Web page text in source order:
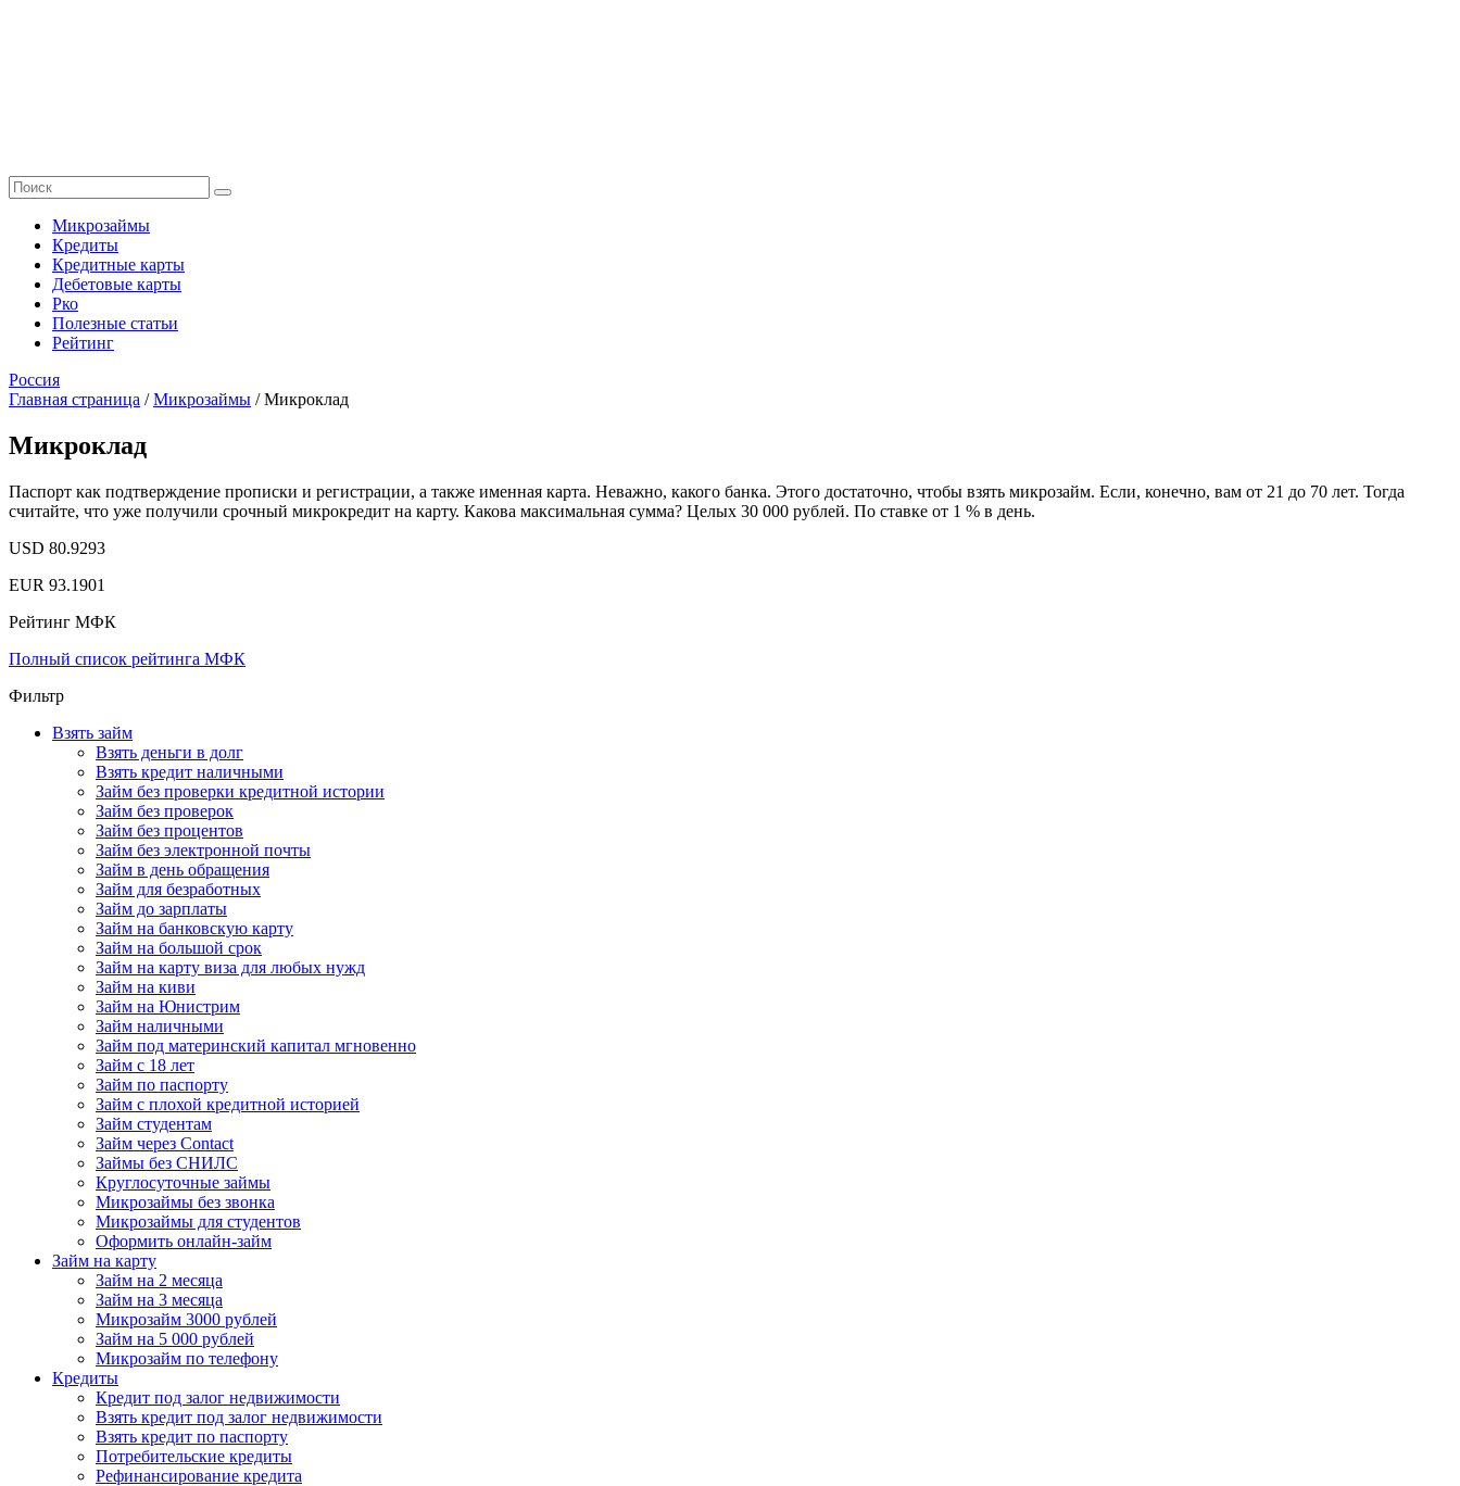
Микрозаймы
Кредиты
Кредитные карты
Дебетовые карты
Рко
Полезные статьи
Рейтинг
Россия
Главная страница / Микрозаймы / Микроклад
Микроклад
Паспорт как подтверждение прописки и регистрации, а также именная карта. Неважно, какого банка. Этого достаточно, чтобы взять микрозайм. Если, конечно, вам от 21 до 70 лет. Тогда
считайте, что уже получили срочный микрокредит на карту. Какова максимальная сумма? Целых 30 000 рублей. По ставке от 1 % в день.
USD 80.9293
EUR 93.1901
Рейтинг МФК
Полный список рейтинга МФК
Фильтр
Взять займ
Взять деньги в долг
Взять кредит наличными
Займ без проверки кредитной истории
Займ без проверок
Займ без процентов
Займ без электронной почты
Займ в день обращения
Займ для безработных
Займ до зарплаты
Займ на банковскую карту
Займ на большой срок
Займ на карту виза для любых нужд
Займ на киви
Займ на Юнистрим
Займ наличными
Займ под материнский капитал мгновенно
Займ с 18 лет
Займ по паспорту
Займ с плохой кредитной историей
Займ студентам
Займ через Contact
Займы без СНИЛС
Круглосуточные займы
Микрозаймы без звонка
Микрозаймы для студентов
Оформить онлайн-займ
Займ на карту
Займ на 2 месяца
Займ на 3 месяца
Микрозайм 3000 рублей
Займ на 5 000 рублей
Микрозайм по телефону
Кредиты
Кредит под залог недвижимости
Взять кредит под залог недвижимости
Взять кредит по паспорту
Потребительские кредиты
Рефинансирование кредита